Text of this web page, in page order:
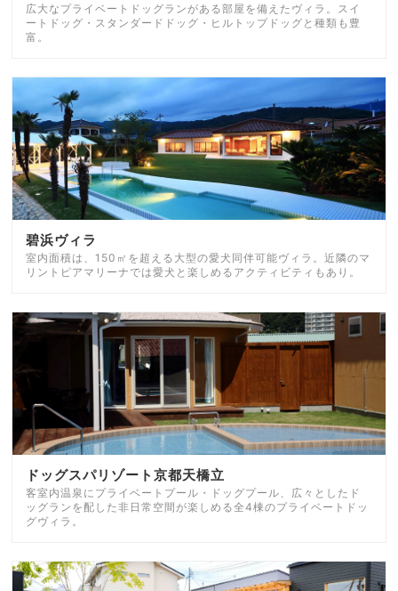
広大なプライベートドッグランがある部屋を備えたヴィラ。スイ
ートドッグ・スタンダードドッグ・ヒルトップドッグと種類も豊
富。
碧浜ヴィラ
室内面積は、150㎡を超える大型の愛犬同伴可能ヴィラ。近隣のマ
リントピアマリーナでは愛犬と楽しめるアクティビティもあり。
ドッグスパリゾート京都天橋立
客室内温泉にプライベートプール・ドッグプール、広々としたド
ッグランを配した非日常空間が楽しめる全4棟のプライベートドッ
グヴィラ。